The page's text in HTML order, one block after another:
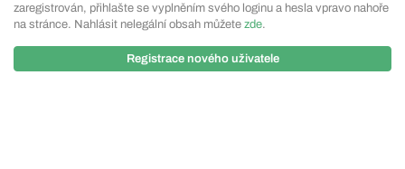
zaregistrován, přihlašte se vyplněním svého loginu a hesla vpravo nahoře
na stránce. Nahlásit nelegální obsah můžete zde.
Registrace nového uživatele